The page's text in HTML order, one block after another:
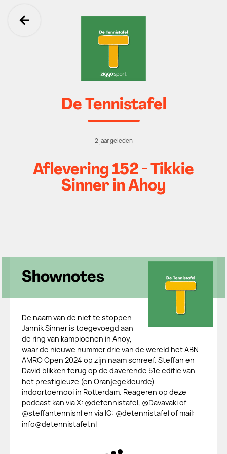
Ga terug
De Tennistafel
2 jaar geleden
Aflevering 152 - Tikkie
Sinner in Ahoy
Shownotes
De naam van de niet te stoppen
Jannik Sinner is toegevoegd aan
de ring van kampioenen in Ahoy,
waar de nieuwe nummer drie van de wereld het ABN
AMRO Open 2024 op zijn naam schreef. Steffan en
David blikken terug op de daverende 51e editie van
het prestigieuze (en Oranjegekleurde)
indoortoernooi in Rotterdam. Reageren op deze
podcast kan via X: @detennistafel, @Davavaki of
@steffantennisnl en via IG: @detennistafel of mail:
info@detennistafel.nl